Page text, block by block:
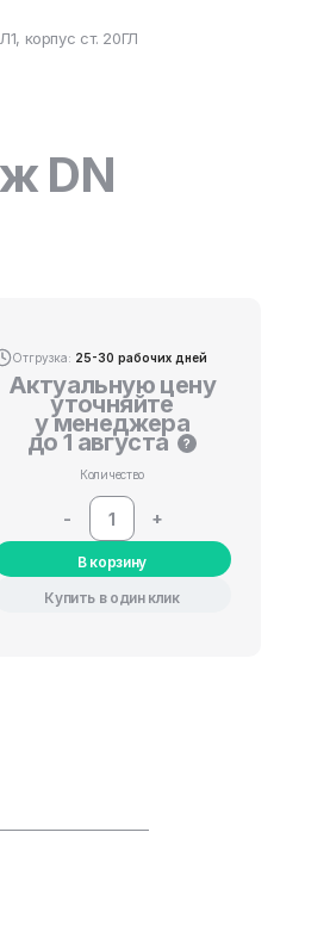
корпус ст. 20ГЛ
DN
Отгрузка: 25-30 рабочих дней
Актуальную цену
уточняйте
у менеджера
до 1 августа ?
Количество
- +
В корзину
Купить в один клик